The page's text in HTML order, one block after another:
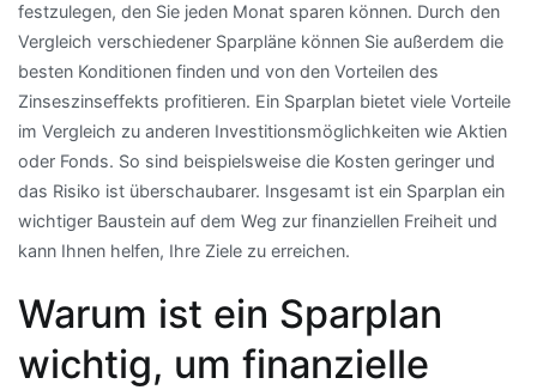
festzulegen, den Sie jeden Monat sparen können. Durch den
Vergleich verschiedener Sparpläne können Sie außerdem die
besten Konditionen finden und von den Vorteilen des
Zinseszinseffekts profitieren. Ein Sparplan bietet viele Vorteile
im Vergleich zu anderen Investitionsmöglichkeiten wie Aktien
oder Fonds. So sind beispielsweise die Kosten geringer und
das Risiko ist überschaubarer. Insgesamt ist ein Sparplan ein
wichtiger Baustein auf dem Weg zur finanziellen Freiheit und
kann Ihnen helfen, Ihre Ziele zu erreichen.
Warum ist ein Sparplan
wichtig, um finanzielle